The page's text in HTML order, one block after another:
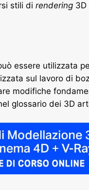
stili di rendering 3D
essere utilizzata
sul lavoro di
modifiche
glossario dei 3D